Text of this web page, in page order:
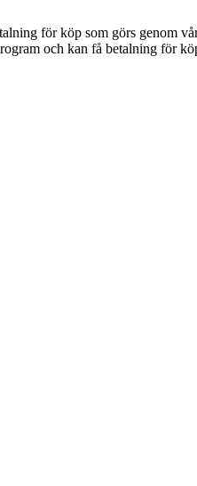
för köp som görs genom
och kan få betalning för